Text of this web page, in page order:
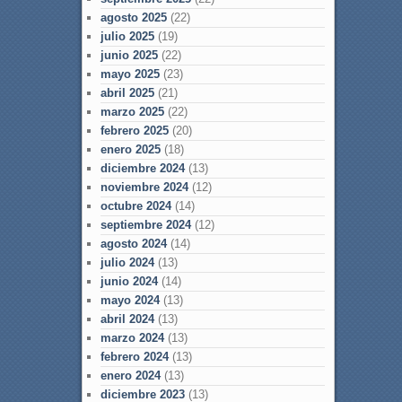
agosto 2025(22)
julio 2025(19)
junio 2025(22)
mayo 2025(23)
abril 2025(21)
marzo 2025(22)
febrero 2025(20)
enero 2025(18)
diciembre 2024(13)
noviembre 2024(12)
octubre 2024(14)
septiembre 2024(12)
agosto 2024(14)
julio 2024(13)
junio 2024(14)
mayo 2024(13)
abril 2024(13)
marzo 2024(13)
febrero 2024(13)
enero 2024(13)
diciembre 2023(13)